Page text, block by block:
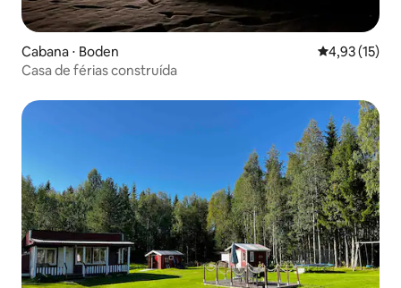
Cabana ⋅ Boden 4,93 de uma
4,93 (15)
Casa de férias construída